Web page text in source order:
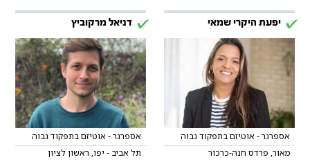
יפעת היקרי שמאי
אספרגר - אוטיזם בתפקוד גבוה
מאור, פרדס חנה-כרכור
דניאל מרקוביץ
אספרגר - אוטיזם בתפקוד גבוה
תל אביב - יפו, ראשון לציון